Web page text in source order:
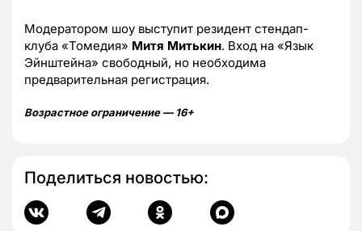
Модератором шоу выступит резидент стендап-
клуба «Томедия» Митя Митькин. Вход на «Язык
Эйнштейна» свободный, но необходима
предварительная регистрация.
Возрастное ограничение — 16+
Поделиться новостью: